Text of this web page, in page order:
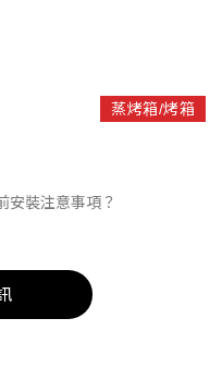
蒸烤箱/烤箱
安裝注意事項？